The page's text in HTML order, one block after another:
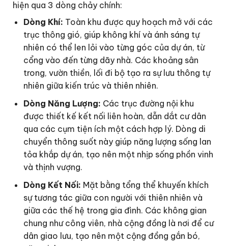
hiện qua 3 dòng chảy chính:
Dòng Khí: Toàn khu được quy hoạch mở với các
trục thông gió, giúp không khí và ánh sáng tự
nhiên có thể len lỏi vào từng góc của dự án, từ
cổng vào đến từng dãy nhà. Các khoảng sân
trong, vườn thiền, lối đi bộ tạo ra sự lưu thông tự
nhiên giữa kiến trúc và thiên nhiên.
Dòng Năng Lượng: Các trục đường nội khu
được thiết kế kết nối liên hoàn, dẫn dắt cư dân
qua các cụm tiện ích một cách hợp lý. Dòng di
chuyển thông suốt này giúp năng lượng sống lan
tỏa khắp dự án, tạo nên một nhịp sống phồn vinh
và thịnh vượng.
Dòng Kết Nối: Mặt bằng tổng thể khuyến khích
sự tương tác giữa con người với thiên nhiên và
giữa các thế hệ trong gia đình. Các không gian
chung như công viên, nhà cộng đồng là nơi để cư
dân giao lưu, tạo nên một cộng đồng gắn bó,